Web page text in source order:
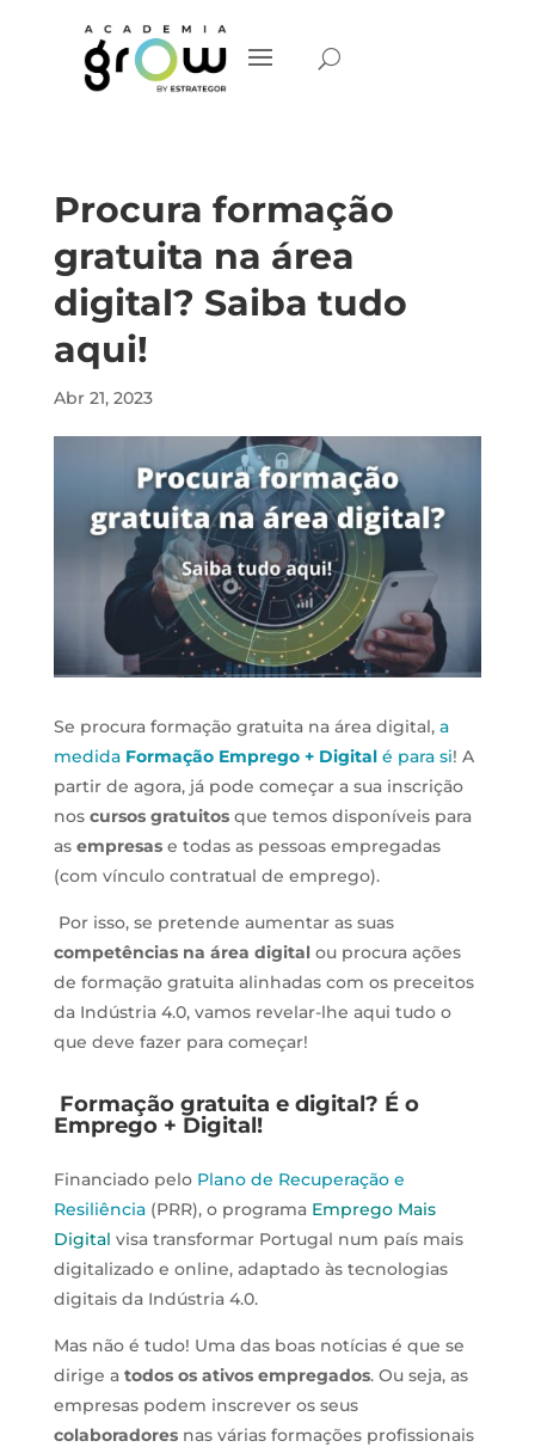
Procura formação
gratuita na área
digital? Saiba tudo
aqui!
Abr 21, 2023
Se procura formação gratuita na área digital, a
medida Formação Emprego + Digitalé para si! A
partir de agora, já pode começar a sua inscrição
nos cursos gratuitosque temos disponíveis para
as empresase todas as pessoas empregadas
(com vínculo contratual de emprego).
Por isso, se pretende aumentar as suas
competências na área digitalou procura ações
de formação gratuita alinhadas com os preceitos
da Indústria 4.0, vamos revelar-lhe aqui tudo o
que deve fazer para começar!
Formação gratuita e digital? É o
Emprego + Digital!
Financiado pelo Plano de Recuperação e
Resiliência(PRR), o programa Emprego Mais
Digital visa transformar Portugal num país mais
digitalizado e online, adaptado às tecnologias
digitais da Indústria 4.0.
Mas não é tudo! Uma das boas notícias é que se
dirige a todos os ativos empregados. Ou seja, as
empresas podem inscrever os seus
colaboradoresnas várias formações profissionais